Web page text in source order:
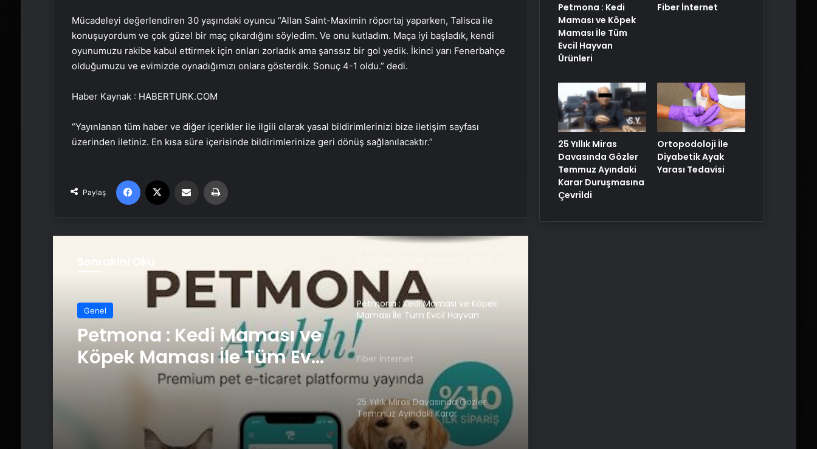
Mücadeleyi değerlendiren 30 yaşındaki oyuncu “Allan Saint-Maximin röportaj yaparken, Talisca ile
konuşuyordum ve çok güzel bir maç çıkardığını söyledim. Ve onu kutladım. Maça iyi başladık, kendi
oyunumuzu rakibe kabul ettirmek için onları zorladık ama şanssız bir gol yedik. İkinci yarı Fenerbahçe
olduğumuzu ve evimizde oynadığımızı onlara gösterdik. Sonuç 4-1 oldu.” dedi.
Haber Kaynak : HABERTURK.COM
“Yayınlanan tüm haber ve diğer içerikler ile ilgili olarak yasal bildirimlerinizi bize iletişim sayfası
üzerinden iletiniz. En kısa süre içerisinde bildirimlerinize geri dönüş sağlanılacaktır.”
Paylaş
Facebook Email'den paylaş
Genel
Petmona : Kedi Maması ve
Köpek Maması İle Tüm Evcil
Hayvan Ürünleri
Serjoy : Dijital Medya Ajansı, Google
Reklam Ajansı, SEO Ajansı ve Web
Tasarım Ajansı
Umre Ne Kadar
Ücret ve Kesintisiz Burs
Petmona : Kedi Maması ve Köpek
Maması İle Tüm Evcil Hayvan
Ürünleri
Fiber İnternet
25 Yıllık Miras Davasında Gözler
Temmuz Ayındaki Karar
Duruşmasına Çevrildi
Petmona : Kedi
Maması ve Köpek
Maması İle Tüm
Evcil Hayvan
Ürünleri
Fiber İnternet
25 Yıllık Miras
Davasında Gözler
Temmuz Ayındaki
Karar Duruşmasına
Çevrildi
Ortopodoloji İle
Diyabetik Ayak
Yarası Tedavisi